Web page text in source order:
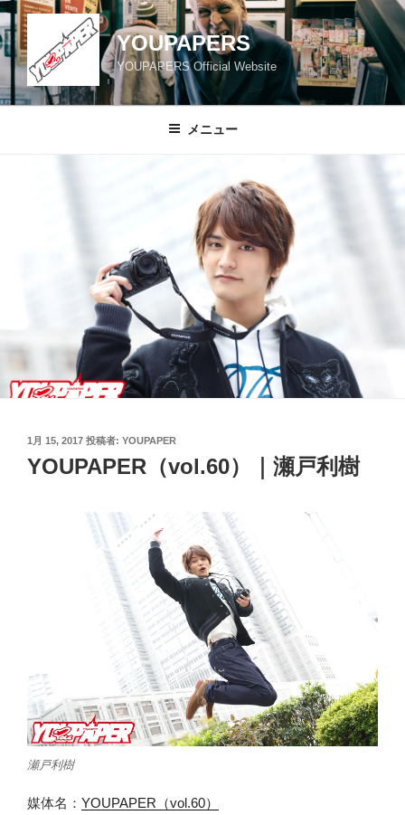
コ
ン
テ
ツ
YOUPAPERS
YOUPAPERS Official Website
メニュー
投
日:
1月 15, 2017 投稿者: YOUPAPER
YOUPAPER（vol.60）｜瀬戸利樹
瀬戸利樹
媒体名： YOUPAPER（vol.60）